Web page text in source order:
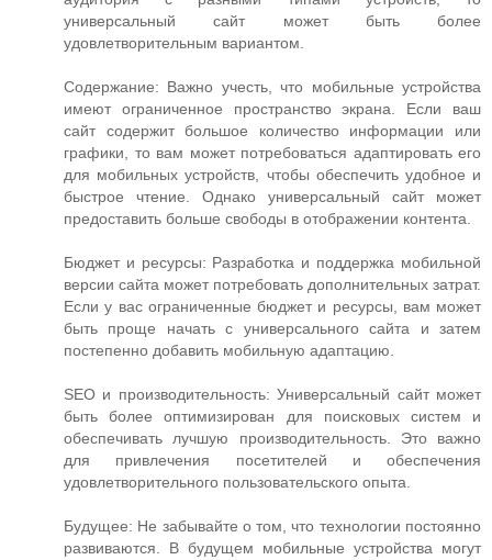
универсальный сайт может быть более
удовлетворительным вариантом.
Содержание: Важно учесть, что мобильные устройства
имеют ограниченное пространство экрана. Если ваш
сайт содержит большое количество информации или
графики, то вам может потребоваться адаптировать его
для мобильных устройств, чтобы обеспечить удобное и
быстрое чтение. Однако универсальный сайт может
предоставить больше свободы в отображении контента.
Бюджет и ресурсы: Разработка и поддержка мобильной
версии сайта может потребовать дополнительных затрат.
Если у вас ограниченные бюджет и ресурсы, вам может
быть проще начать с универсального сайта и затем
постепенно добавить мобильную адаптацию.
SEO и производительность: Универсальный сайт может
быть более оптимизирован для поисковых систем и
обеспечивать лучшую производительность. Это важно
для привлечения посетителей и обеспечения
удовлетворительного пользовательского опыта.
Будущее: Не забывайте о том, что технологии постоянно
развиваются. В будущем мобильные устройства могут